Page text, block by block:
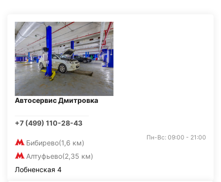
Автосервис Дмитровка
+7 (499) 110-28-43
Бибирево(1,6 км)
Алтуфьево(2,35 км)
Пн-Вс: 09:00 - 21:00
Лобненская 4